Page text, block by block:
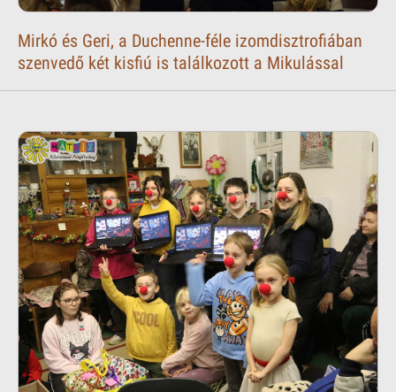
Mirkó és Geri, a Duchenne-féle izomdisztrofiában
szenvedő két kisfiú is találkozott a Mikulással